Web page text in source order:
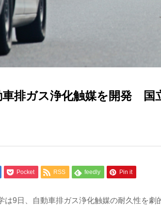
排ガス浄化触媒を開発 国
Pocket RSS feedly Pin it
は9日、自動車排ガス浄化触媒の耐久性を劇